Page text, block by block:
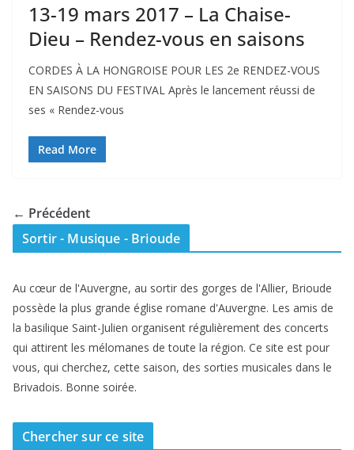
13-19 mars 2017 – La Chaise-
Dieu – Rendez-vous en saisons
CORDES À LA HONGROISE POUR LES 2e RENDEZ-VOUS
EN SAISONS DU FESTIVAL Après le lancement réussi de
ses « Rendez-vous
Read More
← Précédent
Sortir - Musique - Brioude
Au cœur de l'Auvergne, au sortir des gorges de l'Allier, Brioude
possède la plus grande église romane d'Auvergne. Les amis de
la basilique Saint-Julien organisent régulièrement des concerts
qui attirent les mélomanes de toute la région. Ce site est pour
vous, qui cherchez, cette saison, des sorties musicales dans le
Brivadois. Bonne soirée.
Chercher sur ce site